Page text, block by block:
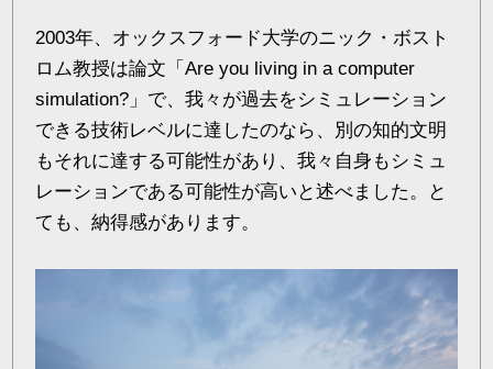
2003年、オックスフォード大学のニック・ボスト
ロム教授は論文「Are you living in a computer
simulation?」で、我々が過去をシミュレーション
できる技術レベルに達したのなら、別の知的文明
もそれに達する可能性があり、我々自身もシミュ
レーションである可能性が高いと述べました。と
ても、納得感があります。